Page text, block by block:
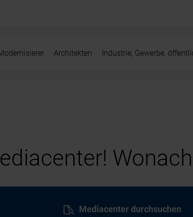
Architekten Industrie, Gewerbe,
Mediacenter durchsuchen